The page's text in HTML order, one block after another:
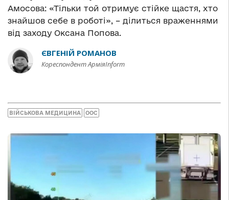
Амосова: «Тільки той отримує стійке щастя, хто
знайшов себе в роботі», – ділиться враженнями
від заходу Оксана Попова.
ЄВГЕНІЙ РОМАНОВ
Кореспондент АрміяInform
ВІЙСЬКОВА МЕДИЦИНА ООС